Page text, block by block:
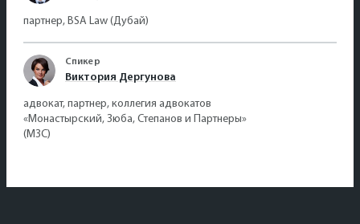
партнер, BSA Law (Дубай)
Спикер
Виктория Дергунова
адвокат, партнер, коллегия адвокатов
«Монастырский, Зюба, Степанов и Партнеры»
(МЗС)